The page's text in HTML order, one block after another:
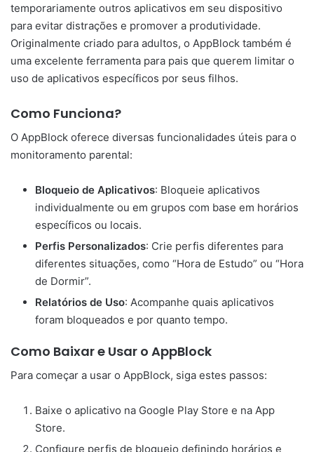
temporariamente outros aplicativos em seu dispositivo
para evitar distrações e promover a produtividade.
Originalmente criado para adultos, o AppBlock também é
uma excelente ferramenta para pais que querem limitar o
uso de aplicativos específicos por seus filhos.
Como Funciona?
O AppBlock oferece diversas funcionalidades úteis para o
monitoramento parental:
Bloqueio de Aplicativos: Bloqueie aplicativos
individualmente ou em grupos com base em horários
específicos ou locais.
Perfis Personalizados: Crie perfis diferentes para
diferentes situações, como “Hora de Estudo” ou “Hora
de Dormir”.
Relatórios de Uso: Acompanhe quais aplicativos
foram bloqueados e por quanto tempo.
Como Baixar e Usar o AppBlock
Para começar a usar o AppBlock, siga estes passos:
Baixe o aplicativo na Google Play Store e na App
Store.
Configure perfis de bloqueio definindo horários e